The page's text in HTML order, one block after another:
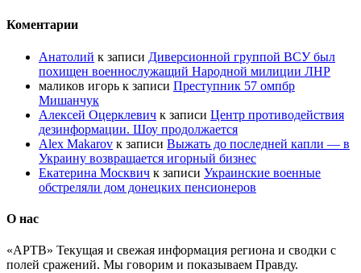
Коментарии
Анатолий к записи Диверсионной группой ВСУ был
похищен военнослужащий Народной милиции ЛНР
маликов игорь к записи Преступник 57 омпбр
Мишанчук
Алексей Оцерклевич к записи Центр противодействия
дезинформации. Шоу продолжается
Alex Makarov к записи Выжать до последней капли — в
Украину возвращается игорный бизнес
Екатерина Москвич к записи Украинские военные
обстреляли дом донецких пенсионеров
О нас
«АРТВ» Текущая и свежая информация региона и сводки с
полей сражений. Мы говорим и показываем Правду.